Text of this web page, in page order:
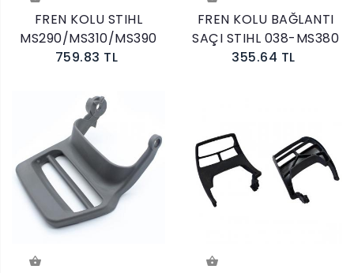
FREN KOLU STIHL
MS290/MS310/MS390
759.83 TL
FREN KOLU BAĞLANTI
SAÇI STIHL 038-MS380
355.64 TL